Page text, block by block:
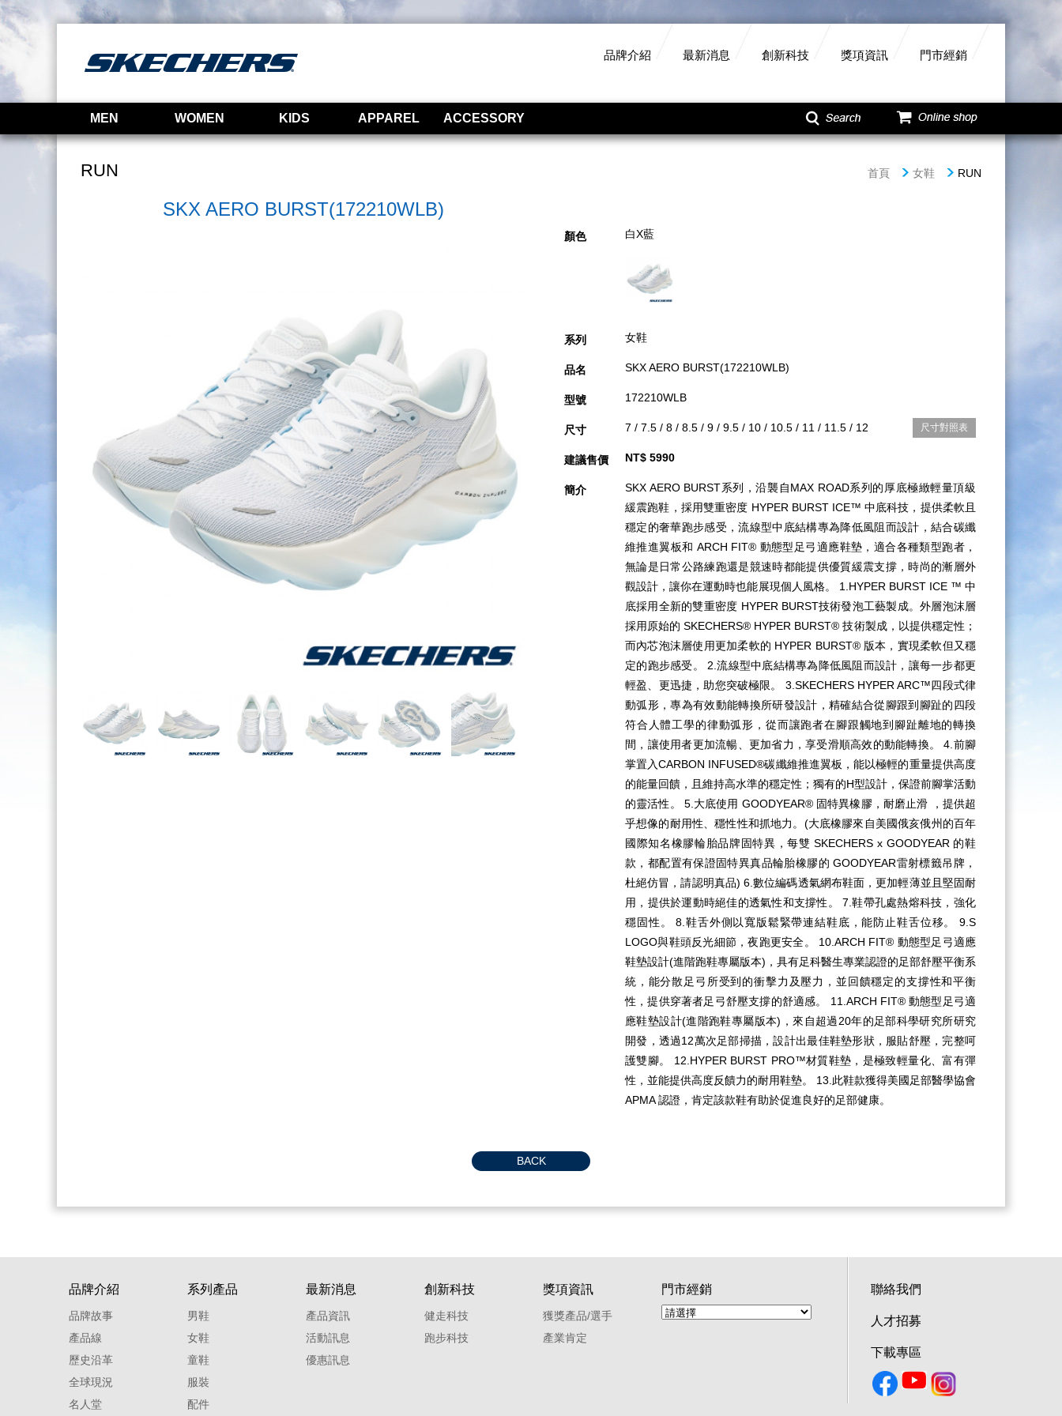
品牌介紹 最新消息 創新科技 獎項資訊 門市經銷
MEN WOMEN KIDS APPAREL ACCESSORY
RUN 首頁 女鞋 RUN
SKX AERO BURST(172210WLB)
顏色 白X藍
系列 女鞋
品名 SKX AERO BURST(172210WLB)
型號 172210WLB
尺寸 7 / 7.5 / 8 / 8.5 / 9 / 9.5 / 10 / 10.5 / 11 / 11.5 / 12 尺寸對照表
建議售價 NT$ 5990
簡介
SKX AERO BURST系列，沿襲自MAX ROAD系列的厚底極緻輕量頂級
緩震跑鞋，採用雙重密度 HYPER BURST ICE™ 中底科技，提供柔軟且
穩定的奢華跑步感受，流線型中底結構專為降低風阻而設計，結合碳纖
維推進翼板和 ARCH FIT® 動態型足弓適應鞋墊，適合各種類型跑者，
無論是日常公路練跑還是競速時都能提供優質緩震支撐，時尚的漸層外
觀設計，讓你在運動時也能展現個人風格。 1.HYPER BURST ICE ™ 中
底採用全新的雙重密度 HYPER BURST技術發泡工藝製成。外層泡沫層
採用原始的 SKECHERS® HYPER BURST® 技術製成，以提供穩定性；
而內芯泡沫層使用更加柔軟的 HYPER BURST® 版本，實現柔軟但又穩
定的跑步感受。 2.流線型中底結構專為降低風阻而設計，讓每一步都更
輕盈、更迅捷，助您突破極限。 3.SKECHERS HYPER ARC™四段式律
動弧形，專為有效動能轉換所研發設計，精確結合從腳跟到腳趾的四段
符合人體工學的律動弧形，從而讓跑者在腳跟觸地到腳趾離地的轉換
間，讓使用者更加流暢、更加省力，享受滑順高效的動能轉換。 4.前腳
掌置入CARBON INFUSED®碳纖維推進翼板，能以極輕的重量提供高度
的能量回饋，且維持高水準的穩定性；獨有的H型設計，保證前腳掌活動
的靈活性。 5.大底使用 GOODYEAR® 固特異橡膠，耐磨止滑 ，提供超
乎想像的耐用性、穩性性和抓地力。(大底橡膠來自美國俄亥俄州的百年
國際知名橡膠輪胎品牌固特異，每雙 SKECHERS x GOODYEAR 的鞋
款，都配置有保證固特異真品輪胎橡膠的 GOODYEAR雷射標籤吊牌，
杜絕仿冒，請認明真品) 6.數位編碼透氣網布鞋面，更加輕薄並且堅固耐
用，提供於運動時絕佳的透氣性和支撐性。 7.鞋帶孔處熱熔科技，強化
穩固性。 8.鞋舌外側以寬版鬆緊帶連結鞋底，能防止鞋舌位移。 9.S
LOGO與鞋頭反光細節，夜跑更安全。 10.ARCH FIT® 動態型足弓適應
鞋墊設計(進階跑鞋專屬版本)，具有足科醫生專業認證的足部舒壓平衡系
統，能分散足弓所受到的衝擊力及壓力，並回饋穩定的支撐性和平衡
性，提供穿著者足弓舒壓支撐的舒適感。 11.ARCH FIT® 動態型足弓適
應鞋墊設計(進階跑鞋專屬版本)，來自超過20年的足部科學研究所研究
開發，透過12萬次足部掃描，設計出最佳鞋墊形狀，服貼舒壓，完整呵
護雙腳。 12.HYPER BURST PRO™材質鞋墊，是極致輕量化、富有彈
性，並能提供高度反饋力的耐用鞋墊。 13.此鞋款獲得美國足部醫學協會
APMA 認證，肯定該款鞋有助於促進良好的足部健康。
BACK
品牌介紹
品牌故事
產品線
歷史沿革
全球現況
名人堂
系列產品
男鞋
女鞋
童鞋
服裝
配件
最新消息
產品資訊
活動訊息
優惠訊息
創新科技
健走科技
跑步科技
獎項資訊
獲獎產品/選手
產業肯定
門市經銷 聯絡我們
人才招募
下載專區